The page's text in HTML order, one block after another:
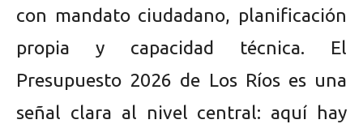
con mandato ciudadano, planificación
propia y capacidad técnica. El
Presupuesto 2026 de Los Ríos es una
señal clara al nivel central: aquí hay